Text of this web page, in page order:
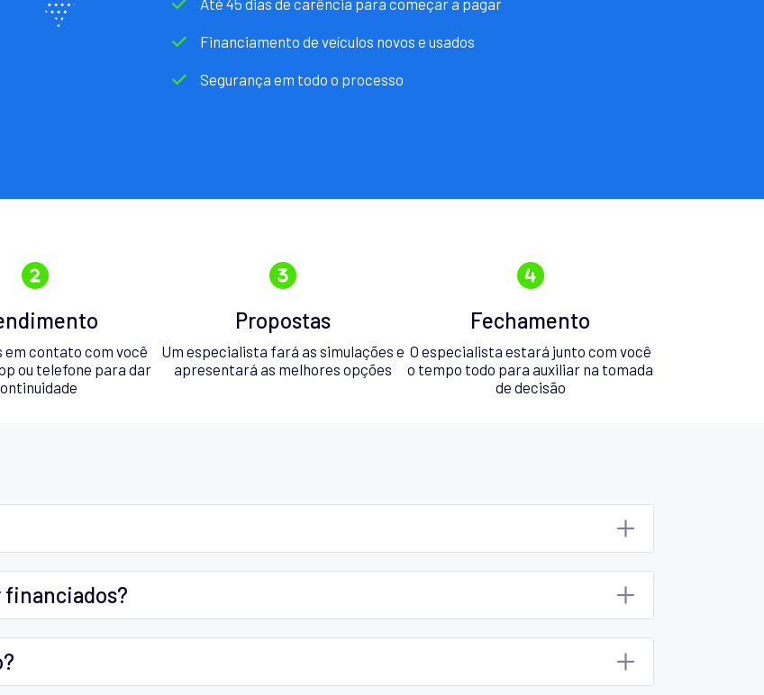
Financiamento de veículos novos e usados
Segurança em todo o processo
em contato com você
ou telefone para dar
Propostas
Um especialista fará as simulações e
apresentará as melhores opções
Fechamento
O especialista estará junto com você
o tempo todo para auxiliar na tomada
de decisão
financiados?